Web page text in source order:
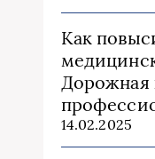
Как
Дорожная
14.02.2025